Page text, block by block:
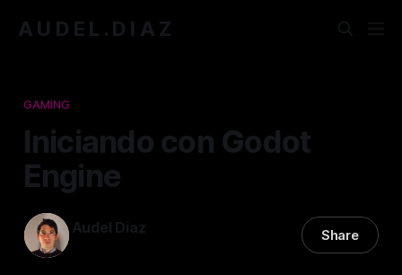
A U D E L . D I A Z
GAMING
Iniciando con Godot
Engine
Audel Diaz Share